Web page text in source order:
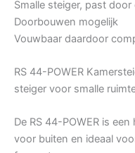
Smalle steiger, past
Doorbouwen mogelijk
Vouwbaar daardoor
RS 44-POWER
steiger voor smalle
De RS 44-POWER is
voor buiten en ideaal